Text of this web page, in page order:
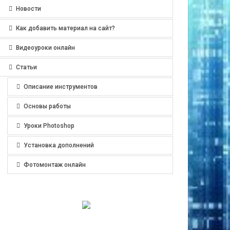
Новости
Как добавить материал на сайт?
Видеоуроки онлайн
Статьи
Описание инструментов
Основы работы
Уроки Photoshop
Установка дополнений
Фотомонтаж онлайн